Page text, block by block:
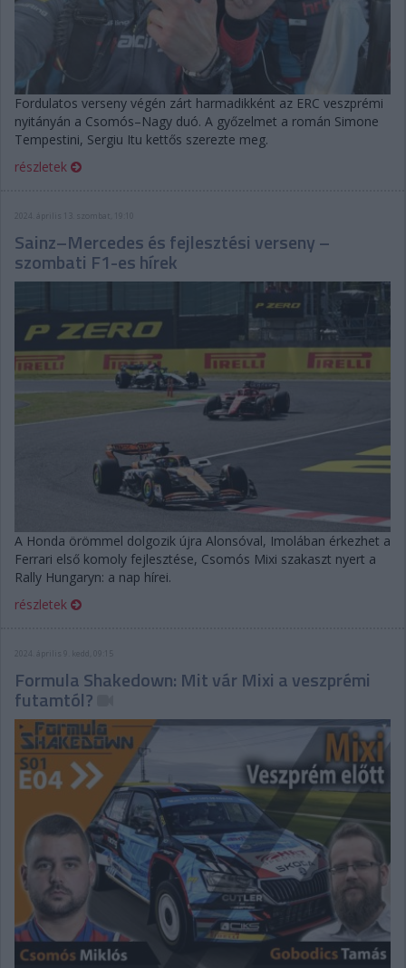
Fordulatos verseny végén zárt harmadikként az ERC veszprémi
nyitányán a Csomós–Nagy duó. A győzelmet a román Simone
Tempestini, Sergiu Itu kettős szerezte meg.
részletek
2024. április 13. szombat, 19:10
Sainz–Mercedes és fejlesztési verseny –
szombati F1-es hírek
A Honda örömmel dolgozik újra Alonsóval, Imolában érkezhet a
Ferrari első komoly fejlesztése, Csomós Mixi szakaszt nyert a
Rally Hungaryn: a nap hírei.
részletek
2024. április 9. kedd, 09:15
Formula Shakedown: Mit vár Mixi a veszprémi
futamtól?